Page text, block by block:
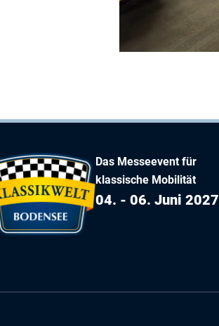
Das Messeevent für
klassische Mobilität
04. - 06. Juni 2027